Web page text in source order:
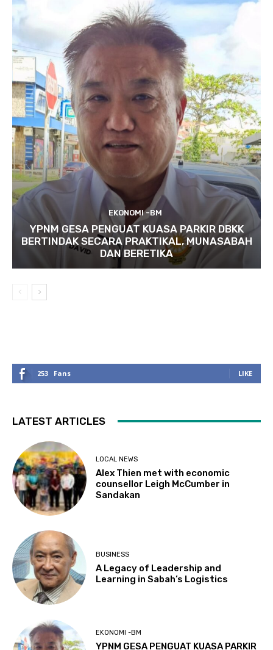
EKONOMI -BM
YPNM GESA PENGUAT KUASA PARKIR DBKK
BERTINDAK SECARA PRAKTIKAL, MUNASABAH
DAN BERETIKA
253 Fans LIKE
LATEST ARTICLES
LOCAL NEWS
Alex Thien met with economic
counsellor Leigh McCumber in
Sandakan
BUSINESS
A Legacy of Leadership and
Learning in Sabah’s Logistics
EKONOMI -BM
YPNM GESA PENGUAT KUASA PARKIR